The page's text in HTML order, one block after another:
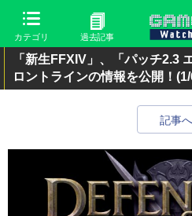
カテゴリ 過去記事
「新生FFXIV」、「パッチ2.3
ロントラインの情報を公開！
記事へ